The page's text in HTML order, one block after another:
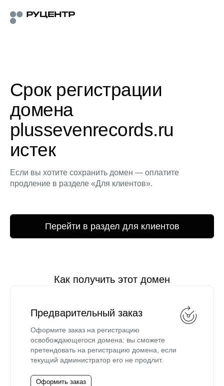
Срок регистрации
домена
plussevenrecords.ru
истек
Если вы хотите сохранить домен — оплатите
продление в разделе «Для клиентов».
Перейти в раздел для клиентов
Как получить этот домен
Предварительный заказ
Оформите заказ на регистрацию
освобождающегося домена: вы сможете
претендовать на регистрацию домена, если
текущий администратор его не продлит.
Оформить заказ